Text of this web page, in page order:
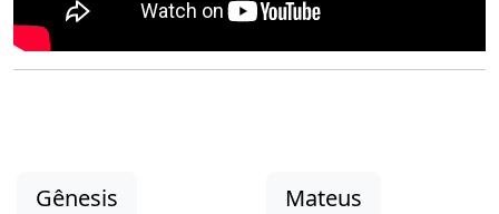
Gênesis
Mateus